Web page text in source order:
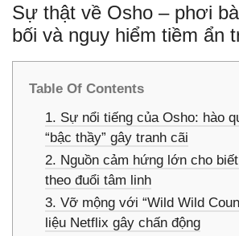
Sự thật về Osho – phơi
bối và nguy hiểm tiềm ẩn
Table Of Contents
1. Sự nổi tiếng của Osho: hào
“bậc thầy” gây tranh cãi
2. Nguồn cảm hứng lớn cho
theo đuổi tâm linh
3. Vỡ mộng với “Wild Wild
liệu Netflix gây chấn động